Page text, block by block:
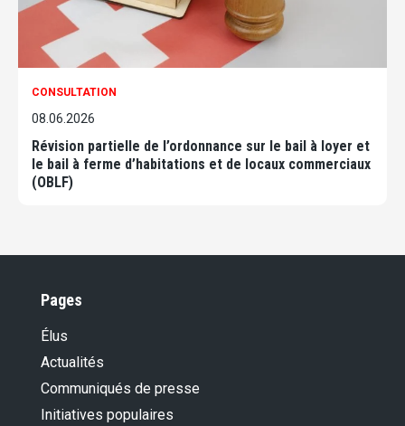
CONSULTATION
08.06.2026
Révision partielle de l’ordonnance sur le bail à loyer et
le bail à ferme d’habitations et de locaux commerciaux
(OBLF)
Pages
Élus
Actualités
Communiqués de presse
Initiatives populaires